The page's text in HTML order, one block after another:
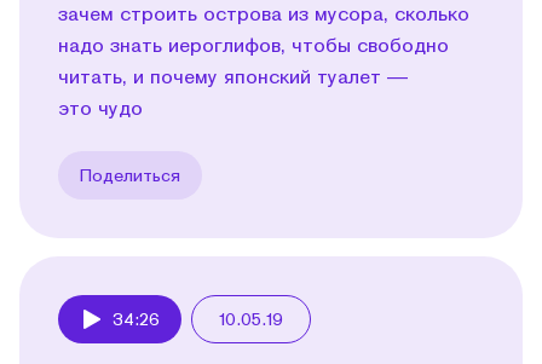
зачем строить острова из мусора, сколько
надо знать иероглифов, чтобы свободно
читать, и почему японский туалет —
это чудо
Поделиться
34:26 10.05.19